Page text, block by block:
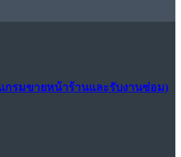
แกรมขายหน้าร้านและรับงานซ่อม)